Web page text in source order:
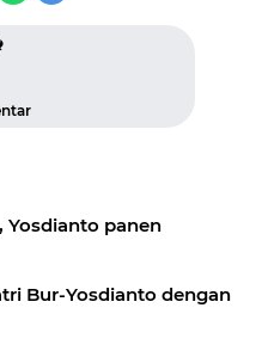
Yosdianto panen
Bur-Yosdianto dengan